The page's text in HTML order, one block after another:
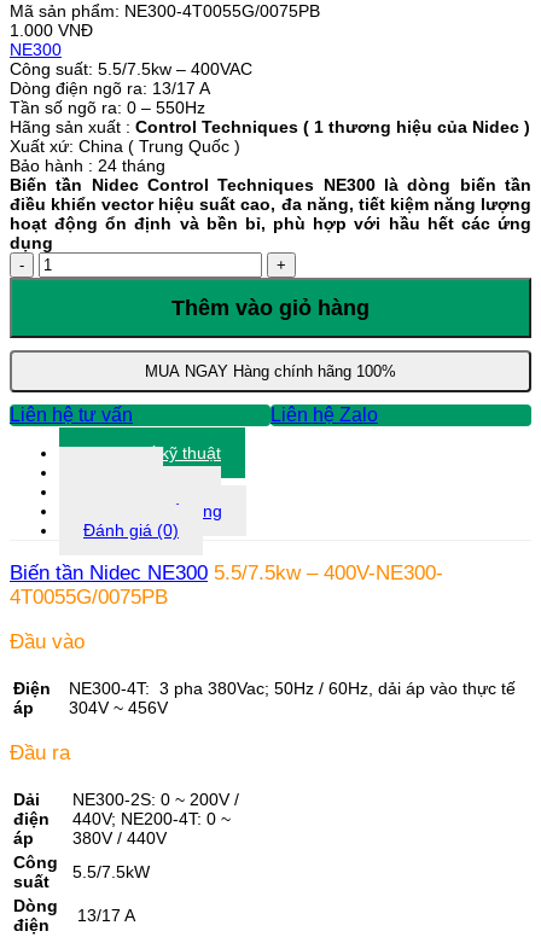
Mã sản phẩm: NE300-4T0055G/0075PB
1.000 VNĐ
NE300
Công suất: 5.5/7.5kw – 400VAC
Dòng điện ngõ ra: 13/17 A
Tần số ngõ ra: 0 – 550Hz
Hãng sản xuất : Control Techniques ( 1 thương hiệu của Nidec )
Xuất xứ: China ( Trung Quốc )
Bảo hành : 24 tháng
Biến tần Nidec Control Techniques NE300 là dòng biến tần
điều khiển vector hiệu suất cao, đa năng, tiết kiệm năng lượng
hoạt động ổn định và bền bỉ, phù hợp với hầu hết các ứng
dụng
Biến
tần
5.5/7.5kw
-
NE300-
4T0055G/0075PB
lượng
Thêm vào giỏ hàng
MUA NGAY Hàng chính hãng 100%
Liên hệ tư vấn Liên hệ Zalo
Thông số kỹ thuật
Thông tin bổ sung
Đánh giá (0)
Biến tần Nidec NE300 5.5/7.5kw – 400V-NE300-
4T0055G/0075PB
Đầu vào
Điện
áp
NE300-4T: 3 pha 380Vac; 50Hz / 60Hz, dải áp vào thực tế
304V ~ 456V
Đầu ra
Dải
điện
áp
NE300-2S: 0 ~ 200V /
440V; NE200-4T: 0 ~
380V / 440V
Công
suất
5.5/7.5kW
Dòng
điện
13/17 A